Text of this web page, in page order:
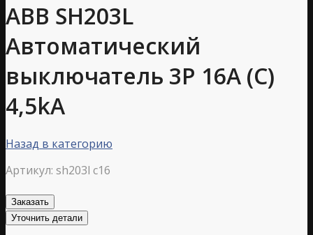
ABB SH203L
Автоматический
выключатель 3P 16А (С)
4,5kA
Назад в категорию
Артикул: sh203l c16
Заказать
Уточнить детали